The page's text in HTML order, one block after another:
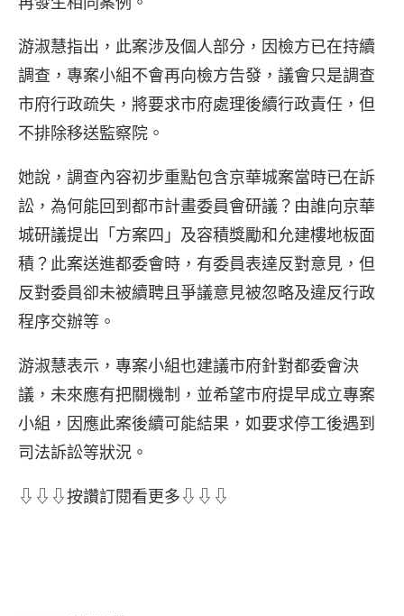
游淑慧指出，此案涉及個人部分，因檢方已在持續
調查，專案小組不會再向檢方告發，議會只是調查
市府行政疏失，將要求市府處理後續行政責任，但
不排除移送監察院。
她說，調查內容初步重點包含京華城案當時已在訴
訟，為何能回到都市計畫委員會研議？由誰向京華
城研議提出「方案四」及容積獎勵和允建樓地板面
積？此案送進都委會時，有委員表達反對意見，但
反對委員卻未被續聘且爭議意見被忽略及違反行政
程序交辦等。
游淑慧表示，專案小組也建議市府針對都委會決
議，未來應有把關機制，並希望市府提早成立專案
小組，因應此案後續可能結果，如要求停工後遇到
司法訴訟等狀況。
⇩⇩⇩按讚訂閱看更多⇩⇩⇩